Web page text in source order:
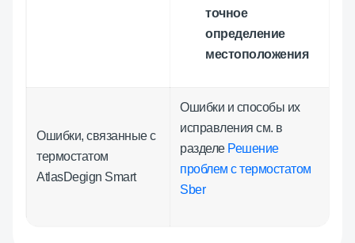
точное
определение
местоположения
Ошибки, связанные с
термостатом
AtlasDegign Smart
Ошибки и способы их
исправления см. в
разделе Решение
проблем с термостатом
Sber